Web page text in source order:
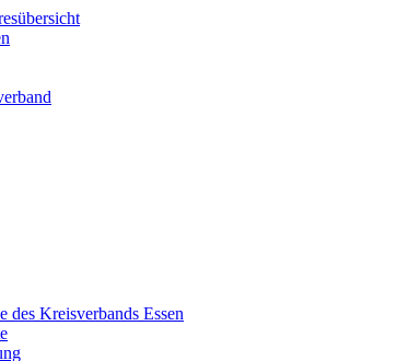
des Kreisverbands Essen